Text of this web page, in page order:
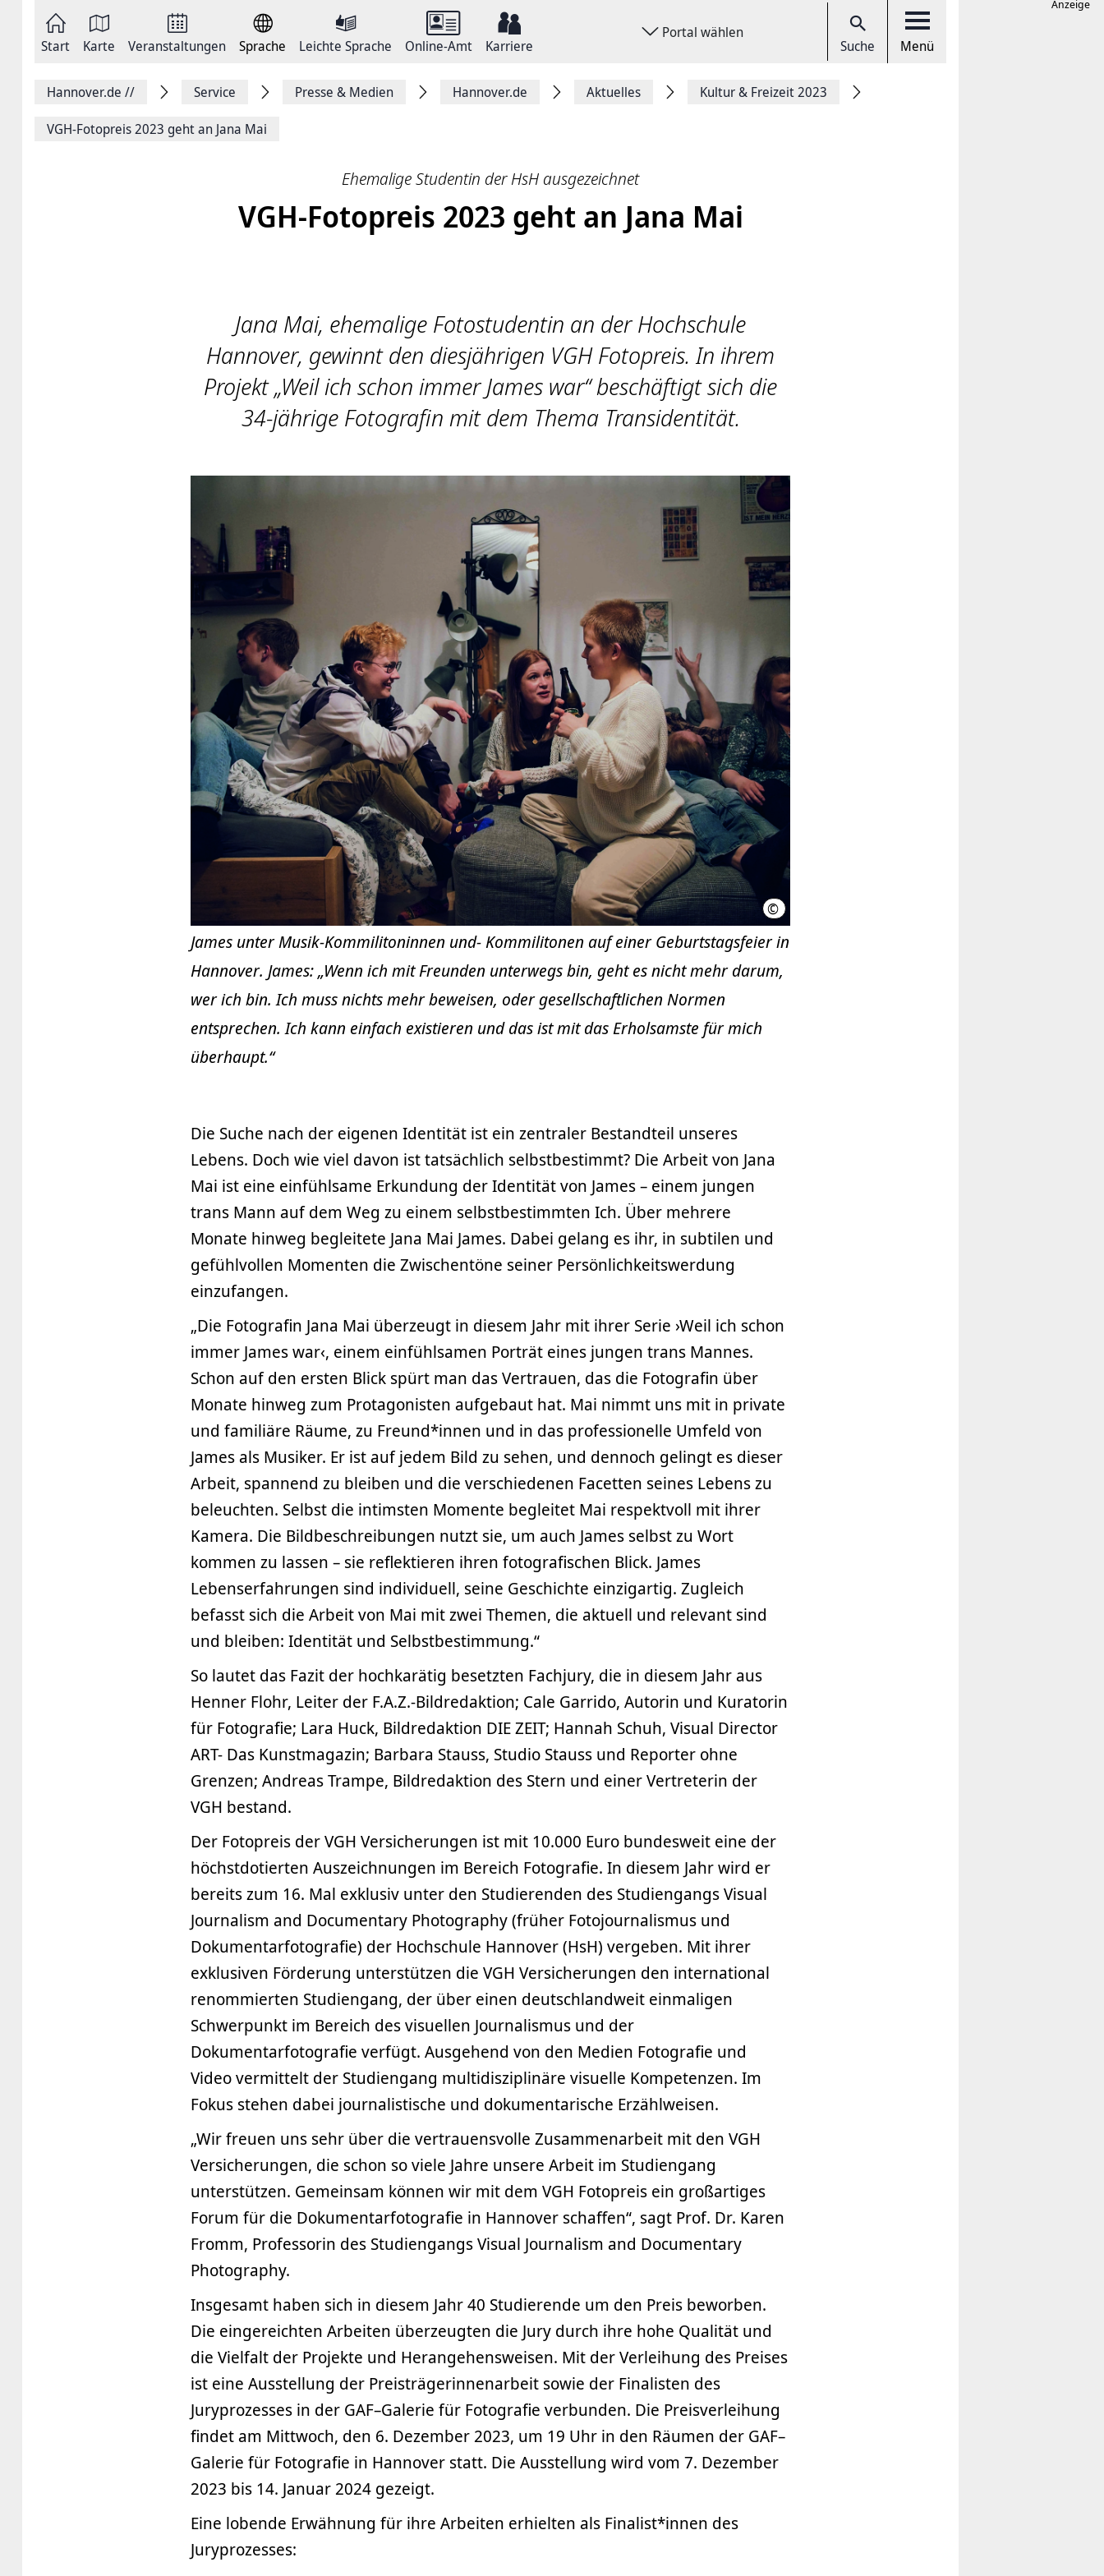
springen
Start Karte Veranstaltungen Sprache Leichte Sprache Online-Amt Karriere
Portal wählen
Suche Menü
FacebookHannover.de // Service Presse & Medien Hannover.de Aktuelles Kultur & Freizeit 2023
VGH-Fotopreis 2023 geht an Jana Mai
Ehemalige Studentin der HsH ausgezeichnet
VGH-Fotopreis 2023 geht an Jana Mai
Jana Mai, ehemalige Fotostudentin an der Hochschule
Hannover, gewinnt den diesjährigen VGH Fotopreis. In ihrem
Projekt „Weil ich schon immer James war“ beschäftigt sich die
34-jährige Fotografin mit dem Thema Transidentität.
© Jana Mai
James unter Musik-Kommilitoninnen und- Kommilitonen auf einer Geburtstagsfeier in
Hannover. James: „Wenn ich mit Freunden unterwegs bin, geht es nicht mehr darum,
wer ich bin. Ich muss nichts mehr beweisen, oder gesellschaftlichen Normen
entsprechen. Ich kann einfach existieren und das ist mit das Erholsamste für mich
überhaupt.“
Die Suche nach der eigenen Identität ist ein zentraler Bestandteil unseres
Lebens. Doch wie viel davon ist tatsächlich selbstbestimmt? Die Arbeit von Jana
Mai ist eine einfühlsame Erkundung der Identität von James – einem jungen
trans Mann auf dem Weg zu einem selbstbestimmten Ich. Über mehrere
Monate hinweg begleitete Jana Mai James. Dabei gelang es ihr, in subtilen und
gefühlvollen Momenten die Zwischentöne seiner Persönlichkeitswerdung
einzufangen.
„Die Fotografin Jana Mai überzeugt in diesem Jahr mit ihrer Serie ›Weil ich schon
immer James war‹, einem einfühlsamen Porträt eines jungen trans Mannes.
Schon auf den ersten Blick spürt man das Vertrauen, das die Fotografin über
Monate hinweg zum Protagonisten aufgebaut hat. Mai nimmt uns mit in private
und familiäre Räume, zu Freund*innen und in das professionelle Umfeld von
James als Musiker. Er ist auf jedem Bild zu sehen, und dennoch gelingt es dieser
Arbeit, spannend zu bleiben und die verschiedenen Facetten seines Lebens zu
beleuchten. Selbst die intimsten Momente begleitet Mai respektvoll mit ihrer
Kamera. Die Bildbeschreibungen nutzt sie, um auch James selbst zu Wort
kommen zu lassen – sie reflektieren ihren fotografischen Blick. James
Lebenserfahrungen sind individuell, seine Geschichte einzigartig. Zugleich
befasst sich die Arbeit von Mai mit zwei Themen, die aktuell und relevant sind
und bleiben: Identität und Selbstbestimmung.“
So lautet das Fazit der hochkarätig besetzten Fachjury, die in diesem Jahr aus
Henner Flohr, Leiter der F.A.Z.-Bildredaktion; Cale Garrido, Autorin und Kuratorin
für Fotografie; Lara Huck, Bildredaktion DIE ZEIT; Hannah Schuh, Visual Director
ART- Das Kunstmagazin; Barbara Stauss, Studio Stauss und Reporter ohne
Grenzen; Andreas Trampe, Bildredaktion des Stern und einer Vertreterin der
VGH bestand.
Der Fotopreis der VGH Versicherungen ist mit 10.000 Euro bundesweit eine der
höchstdotierten Auszeichnungen im Bereich Fotografie. In diesem Jahr wird er
bereits zum 16. Mal exklusiv unter den Studierenden des Studiengangs Visual
Journalism and Documentary Photography (früher Fotojournalismus und
Dokumentarfotografie) der Hochschule Hannover (HsH) vergeben. Mit ihrer
exklusiven Förderung unterstützen die VGH Versicherungen den international
renommierten Studiengang, der über einen deutschlandweit einmaligen
Schwerpunkt im Bereich des visuellen Journalismus und der
Dokumentarfotografie verfügt. Ausgehend von den Medien Fotografie und
Video vermittelt der Studiengang multidisziplinäre visuelle Kompetenzen. Im
Fokus stehen dabei journalistische und dokumentarische Erzählweisen.
„Wir freuen uns sehr über die vertrauensvolle Zusammenarbeit mit den VGH
Versicherungen, die schon so viele Jahre unsere Arbeit im Studiengang
unterstützen. Gemeinsam können wir mit dem VGH Fotopreis ein großartiges
Forum für die Dokumentarfotografie in Hannover schaffen“, sagt Prof. Dr. Karen
Fromm, Professorin des Studiengangs Visual Journalism and Documentary
Photography.
Insgesamt haben sich in diesem Jahr 40 Studierende um den Preis beworben.
Die eingereichten Arbeiten überzeugten die Jury durch ihre hohe Qualität und
die Vielfalt der Projekte und Herangehensweisen. Mit der Verleihung des Preises
ist eine Ausstellung der Preisträgerinnenarbeit sowie der Finalisten des
Juryprozesses in der GAF–Galerie für Fotografie verbunden. Die Preisverleihung
findet am Mittwoch, den 6. Dezember 2023, um 19 Uhr in den Räumen der GAF–
Galerie für Fotografie in Hannover statt. Die Ausstellung wird vom 7. Dezember
2023 bis 14. Januar 2024 gezeigt.
Eine lobende Erwähnung für ihre Arbeiten erhielten als Finalist*innen des
Juryprozesses:
Anzeige